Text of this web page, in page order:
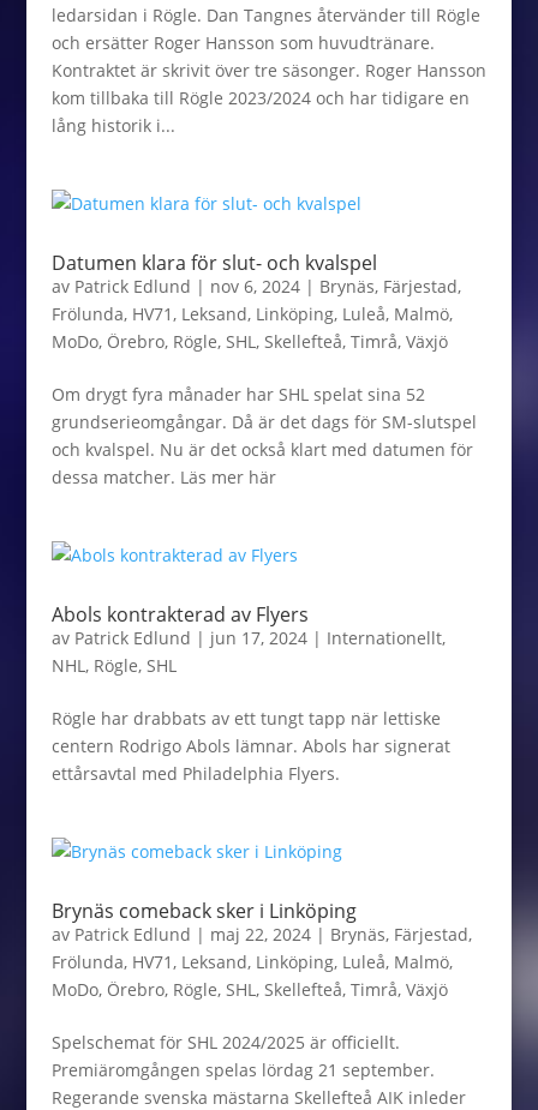
ledarsidan i Rögle. Dan Tangnes återvänder till Rögle
och ersätter Roger Hansson som huvudtränare.
Kontraktet är skrivit över tre säsonger. Roger Hansson
kom tillbaka till Rögle 2023/2024 och har tidigare en
lång historik i...
Datumen klara för slut- och kvalspel
av Patrick Edlund | nov 6, 2024| Brynäs, Färjestad,
Frölunda, HV71, Leksand, Linköping, Luleå, Malmö,
MoDo, Örebro, Rögle, SHL, Skellefteå, Timrå, Växjö
Om drygt fyra månader har SHL spelat sina 52
grundserieomgångar. Då är det dags för SM-slutspel
och kvalspel. Nu är det också klart med datumen för
dessa matcher. Läs mer här
Abols kontrakterad av Flyers
av Patrick Edlund | jun 17, 2024| Internationellt,
NHL, Rögle, SHL
Rögle har drabbats av ett tungt tapp när lettiske
centern Rodrigo Abols lämnar. Abols har signerat
ettårsavtal med Philadelphia Flyers.
Brynäs comeback sker i Linköping
av Patrick Edlund | maj 22, 2024| Brynäs, Färjestad,
Frölunda, HV71, Leksand, Linköping, Luleå, Malmö,
MoDo, Örebro, Rögle, SHL, Skellefteå, Timrå, Växjö
Spelschemat för SHL 2024/2025 är officiellt.
Premiäromgången spelas lördag 21 september.
Regerande svenska mästarna Skellefteå AIK inleder